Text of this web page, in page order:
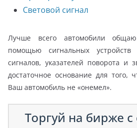
Световой сигнал
Лучше всего автомобили
помощью сигнальных
сигналов, указателей поворота и
достаточное основание для того,
Ваш автомобиль не «онемел».
Торгуй на бирже